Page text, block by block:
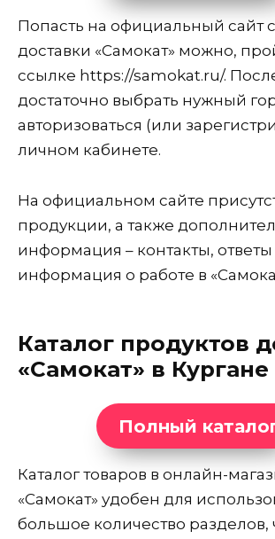
Попасть на официальный сайт
доставки «Самокат» можно,
ссылке https://samokat.ru/.
достаточно выбрать нужный
авторизоваться (или
личном кабинете.
На официальном сайте
продукции, а также
информация – контакты,
информация о работе в
Каталог продуктов
«Самокат» в Кургане
Полный
Каталог товаров в онлайн-
«Самокат» удобен для
большое количество разделов,